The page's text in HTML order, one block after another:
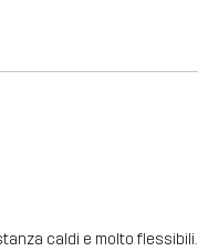
caldi e molto flessibili.